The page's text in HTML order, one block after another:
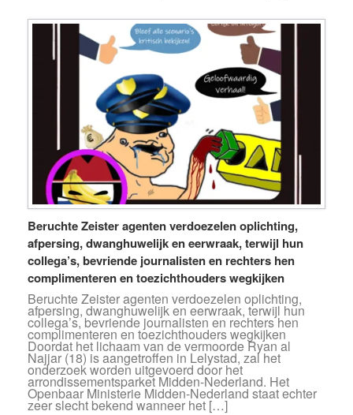
Beruchte Zeister agenten verdoezelen oplichting,
afpersing, dwanghuwelijk en eerwraak, terwijl hun
collega’s, bevriende journalisten en rechters hen
complimenteren en toezichthouders wegkijken
Beruchte Zeister agenten verdoezelen oplichting,
afpersing, dwanghuwelijk en eerwraak, terwijl hun
collega’s, bevriende journalisten en rechters hen
complimenteren en toezichthouders wegkijken
Doordat het lichaam van de vermoorde Ryan al
Najjar (18) is aangetroffen in Lelystad, zal het
onderzoek worden uitgevoerd door het
arrondissementsparket Midden-Nederland. Het
Openbaar Ministerie Midden-Nederland staat echter
zeer slecht bekend wanneer het […]